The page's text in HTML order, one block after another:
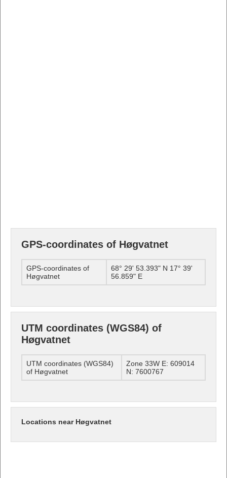
GPS-coordinates of Høgvatnet
GPS-coordinates of
Høgvatnet
68° 29' 53.393" N 17° 39'
56.859" E
UTM coordinates (WGS84) of
Høgvatnet
UTM coordinates (WGS84)
of Høgvatnet
Zone 33W E: 609014
N: 7600767
Locations near Høgvatnet